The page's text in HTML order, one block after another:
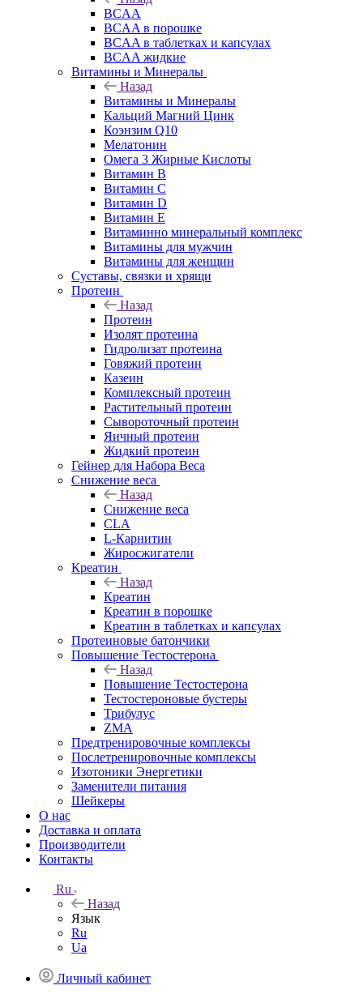
BCAA
BCAA в порошке
BCAA в таблетках и капсулах
BCAA жидкие
Витамины и Минералы
Назад
Витамины и Минералы
Кальций Магний Цинк
Коэнзим Q10
Мелатонин
Омега 3 Жирные Кислоты
Витамин B
Витамин C
Витамин D
Витамин E
Витаминно минеральный комплекс
Витамины для мужчин
Витамины для женщин
Суставы, связки и хрящи
Протеин
Назад
Протеин
Изолят протеина
Гидролизат протеина
Говяжий протеин
Казеин
Комплексный протеин
Растительный протеин
Сывороточный протеин
Яичный протеин
Жидкий протеин
Гейнер для Набора Веса
Снижение веса
Назад
Снижение веса
CLA
L-Карнитин
Жиросжигатели
Креатин
Назад
Креатин
Креатин в порошке
Креатин в таблетках и капсулах
Протеиновые батончики
Повышение Тестостерона
Назад
Повышение Тестостерона
Тестостероновые бустеры
Трибулус
ZMA
Предтренировочные комплексы
Послетренировочные комплексы
Изотоники Энергетики
Заменители питания
Шейкеры
О нас
Доставка и оплата
Производители
Контакты
Ru
Назад
Язык
Ru
Ua
Личный кабинет